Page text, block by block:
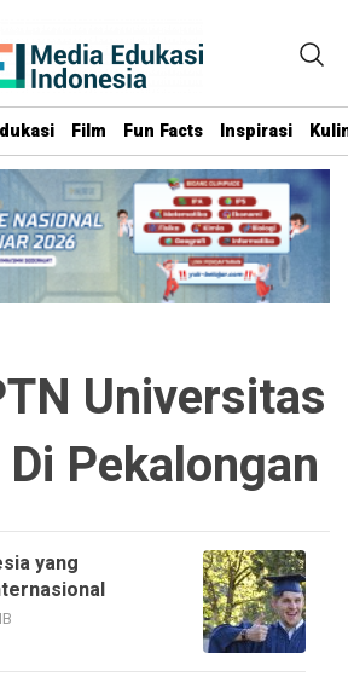
Film Fun Facts Inspirasi
Universitas
Pekalongan
yang